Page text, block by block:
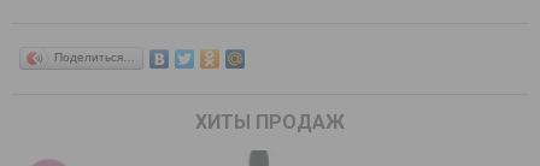
Поделиться…
ХИТЫ ПРОДАЖ